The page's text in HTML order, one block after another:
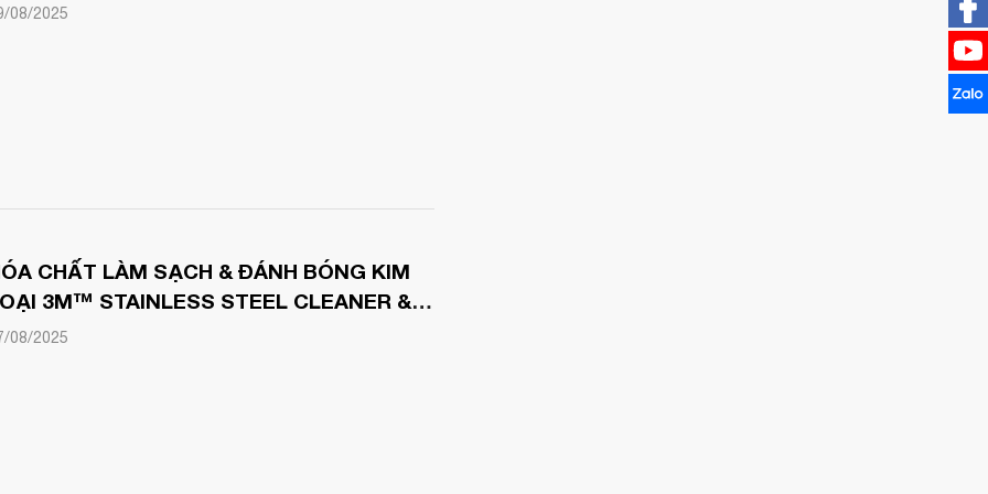
08/2025
CHẤT LÀM SẠCH & ĐÁNH BÓNG KIM
3M™ STAINLESS STEEL CLEANER &
08/2025